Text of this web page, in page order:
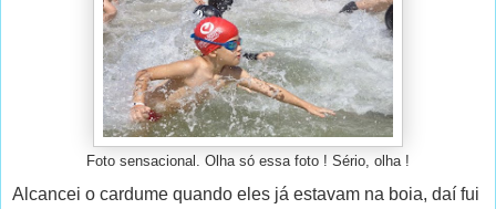
Foto sensacional. Olha só essa foto ! Sério, olha !
Alcancei o cardume quando eles já estavam na boia, daí fui